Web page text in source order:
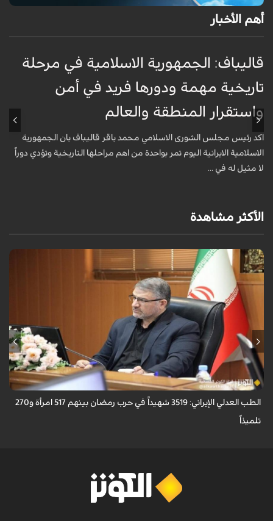
أهم الأخبار
قاليباف: الجمهورية الاسلامية في مرحلة
تاريخية مهمة ودورها فريد في أمن
واستقرار المنطقة والعالم
اكد رئيس مجلس الشورى الاسلامي محمد باقر قاليباف بان الجمهورية
الاسلامية الايرانية اليوم تمر بواحدة من اهم مراحلها التاريخية وتؤدي دوراً
لا مثيل له في ...
الأكثر مشاهدة
أعلن رئيس منظمة الطب العدلي الإيرانية، عباس مسجدي، أن عدد ضحايا حرب
رمضان بلغ 3519 شهيداً، بينهم 517 امرأة و270 تلميذاً.
الطب العدلي الإيراني: 3519 شهيداً في حرب رمضان بينهم 517 امرأة و270
تلميذاً